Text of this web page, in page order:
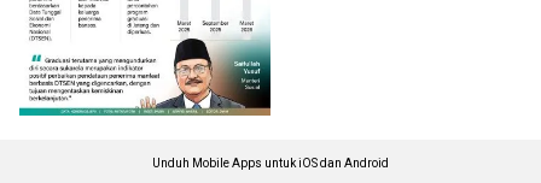
Unduh Mobile Apps untuk iOS dan Android